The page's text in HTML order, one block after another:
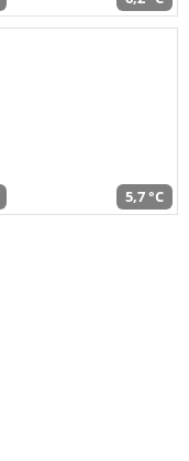
5,7 °C